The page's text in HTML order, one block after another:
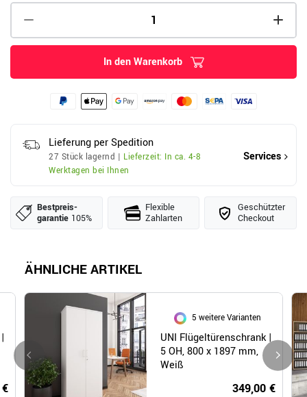
In den Warenkorb
Lieferung per Spedition
27 Stück lagernd | Lieferzeit: In ca. 4-8
Werktagen bei Ihnen
Services
Bestpreis­
garantie 105%
Flexible
Zahlarten
Geschützter
Checkout
ÄHNLICHE ARTIKEL
5 weitere Varianten
UNI Flügeltürenschrank |
5 OH, 800 x 1897 mm,
Weiß
349,00 €